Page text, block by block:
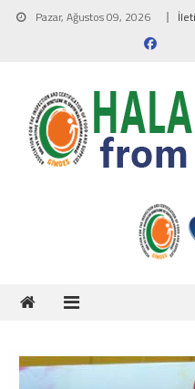
Skip to content
Pazar, Ağustos 09, 2026